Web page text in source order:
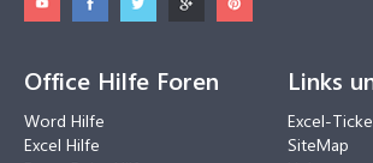
Office Hilfe Foren
Word Hilfe
Excel Hilfe
Links
Excel-
SiteMap